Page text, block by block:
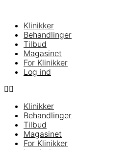
Klinikker
Behandlinger
Tilbud
Magasinet
For Klinikker
Log ind
Klinikker
Behandlinger
Tilbud
Magasinet
For Klinikker